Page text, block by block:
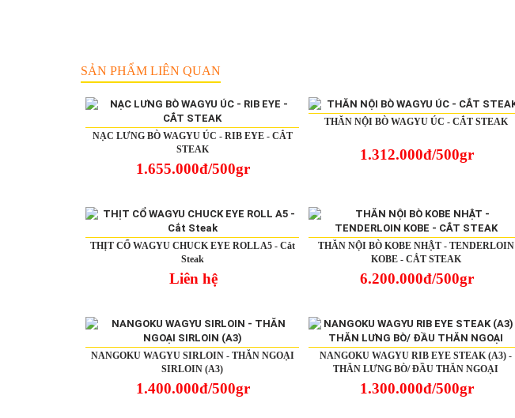
SẢN PHẨM LIÊN QUAN
NẠC LƯNG BÒ WAGYU ÚC - RIB EYE - CẮT
STEAK
1.655.000đ/500gr
THĂN NỘI BÒ WAGYU ÚC - CẮT STEAK
1.312.000đ/500gr
THỊT CỔ WAGYU CHUCK EYE ROLL A5 - Cắt
Steak
Liên hệ
THĂN NỘI BÒ KOBE NHẬT - TENDERLOIN
KOBE - CẮT STEAK
6.200.000đ/500gr
NANGOKU WAGYU SIRLOIN - THĂN NGOẠI
SIRLOIN (A3)
1.400.000đ/500gr
NANGOKU WAGYU RIB EYE STEAK (A3) -
THĂN LƯNG BÒ/ ĐẦU THĂN NGOẠI
1.300.000đ/500gr